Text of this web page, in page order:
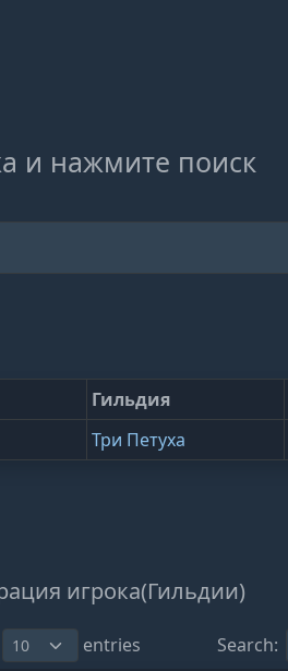
и нажмите поиск
Гильдия
Три Петуха
игрока(Гильдии)
entries Search: